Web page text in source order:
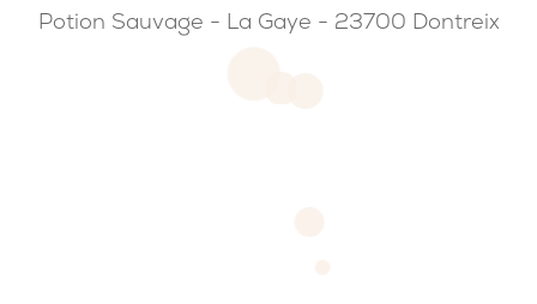
Potion Sauvage - La Gaye - 23700 Dontreix